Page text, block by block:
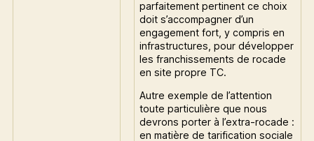
parfaitement pertinent ce choix
doit s’accompagner d’un
engagement fort, y compris en
infrastructures, pour développer
les franchissements de rocade
en site propre TC.
Autre exemple de l’attention
toute particulière que nous
devrons porter à l’extra-rocade :
en matière de tarification sociale